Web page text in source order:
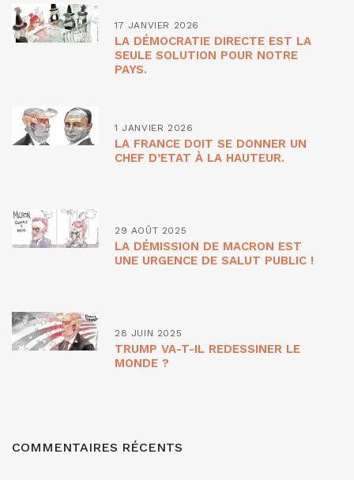
17 JANVIER 2026
LA DÉMOCRATIE DIRECTE EST LA
SEULE SOLUTION POUR NOTRE
PAYS.
1 JANVIER 2026
LA FRANCE DOIT SE DONNER UN
CHEF D’ETAT À LA HAUTEUR.
29 AOÛT 2025
LA DÉMISSION DE MACRON EST
UNE URGENCE DE SALUT PUBLIC !
28 JUIN 2025
TRUMP VA-T-IL REDESSINER LE
MONDE ?
COMMENTAIRES RÉCENTS